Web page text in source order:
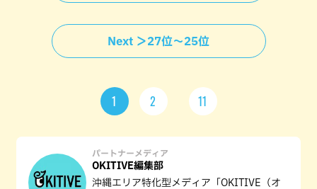
Next ＞27位〜25位
1 2 11
パートナーメディア
OKITIVE編集部
沖縄エリア特化型メディア「OKITIVE（オ